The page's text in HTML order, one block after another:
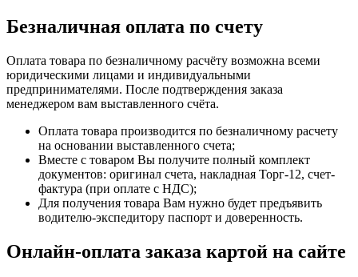
Безналичная оплата по счету
Оплата товара по безналичному расчёту возможна всеми
юридическими лицами и индивидуальными
предпринимателями. После подтверждения заказа
менеджером вам выставленного счёта.
Оплата товара производится по безналичному расчету
на основании выставленного счета;
Вместе с товаром Вы получите полный комплект
документов: оригинал счета, накладная Торг-12, счет-
фактура (при оплате с НДС);
Для получения товара Вам нужно будет предъявить
водителю-экспедитору паспорт и доверенность.
Онлайн-оплата заказа картой на сайте